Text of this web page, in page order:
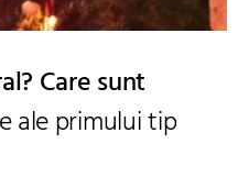
Care sunt
ale primului tip